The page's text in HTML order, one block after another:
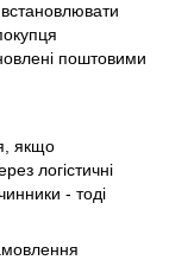
поштовими
якщо
логістичні
- тоді